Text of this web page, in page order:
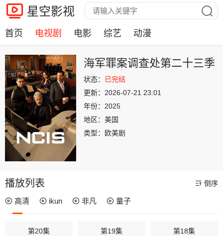
星空影视
首页 电视剧 电影 综艺 动漫
海军罪案调查处第二十三季
状态： 已完结
更新： 2026-07-21 23:01
年份： 2025
地区： 美国
类型：
欧美剧
播放列表 倒序
高清 ikun 非凡 量子
第20集 第19集 第18集